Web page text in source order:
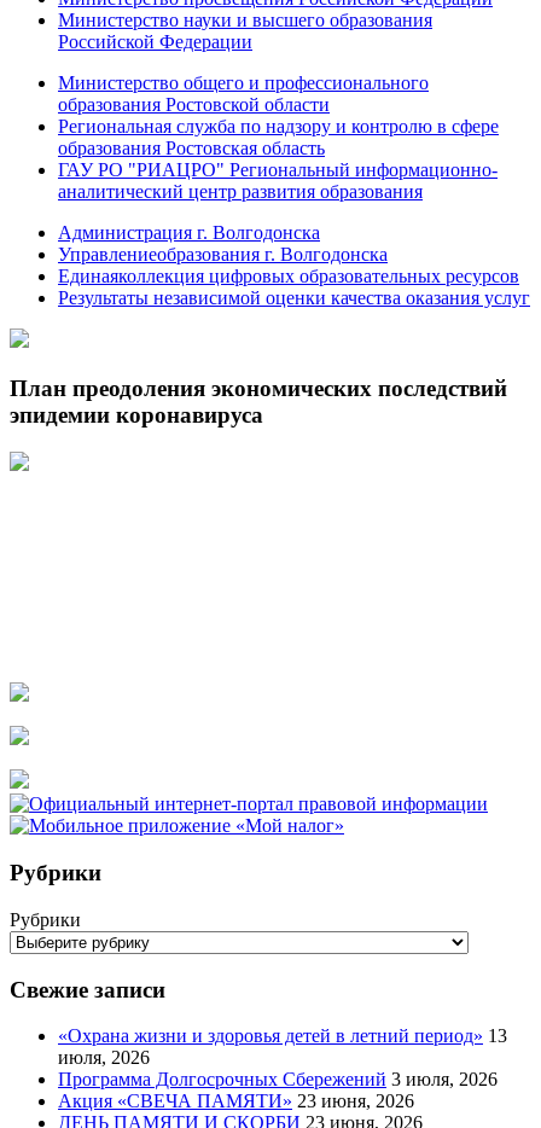
Министерство науки и высшего образования
Российской Федерации
Министерство общего и профессионального
образования Ростовской области
Региональная служба по надзору и контролю в сфере
образования Ростовская область
ГАУ РО "РИАЦРО" Региональный информационно-
аналитический центр развития образования
Администрация г. Волгодонска
Управлениеобразования г. Волгодонска
Единаяколлекция цифровых образовательных ресурсов
Результаты независимой оценки качества оказания услуг
План преодоления экономических последствий
эпидемии коронавируса
Рубрики
Рубрики
Свежие записи
«Охрана жизни и здоровья детей в летний период» 13
июля, 2026
Программа Долгосрочных Сбережений 3 июля, 2026
Акция «СВЕЧА ПАМЯТИ» 23 июня, 2026
ДЕНЬ ПАМЯТИ И СКОРБИ 23 июня, 2026